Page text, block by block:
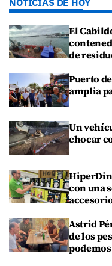
El
de
Puerto
amplia
Un
chocar
con una
Astrid
de los